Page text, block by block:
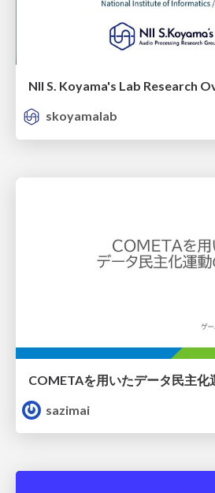
NII S. Koyama's Lab Research
skoyamalab
COMETAを用いたデータ民主化
sazimai